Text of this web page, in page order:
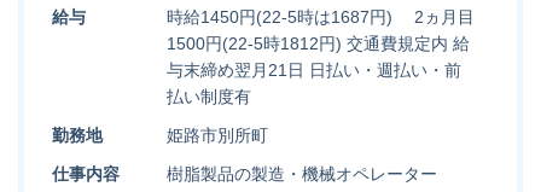
給与
時給1450円(22-5時は1687円) 2ヵ月目
1500円(22-5時1812円) 交通費規定内 給
与末締め翌月21日 日払い・週払い・前
払い制度有
勤務地
姫路市別所町
仕事内容
樹脂製品の製造・機械オペレーター